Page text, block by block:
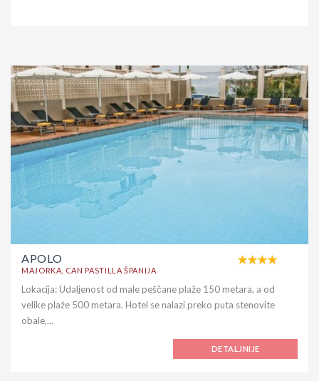
APOLO
MAJORKA, CAN PASTILLA ŠPANIJA
Lokacija: Udaljenost od male peščane plaže 150 metara, a od
velike plaže 500 metara. Hotel se nalazi preko puta stenovite
obale,...
DETALJNIJE